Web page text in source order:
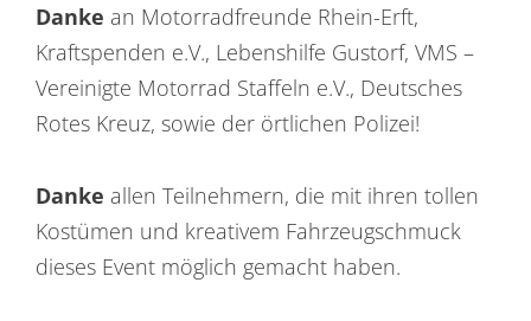
Danke an Motorradfreunde Rhein-Erft,
Kraftspenden e.V., Lebenshilfe Gustorf, VMS –
Vereinigte Motorrad Staffeln e.V., Deutsches
Rotes Kreuz, sowie der örtlichen Polizei!
Danke allen Teilnehmern, die mit ihren tollen
Kostümen und kreativem Fahrzeugschmuck
dieses Event möglich gemacht haben.